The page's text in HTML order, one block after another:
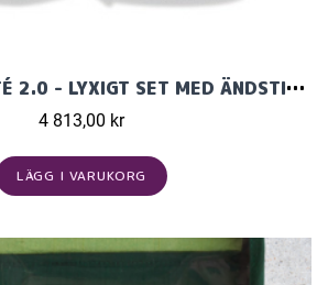
CHIAOGOO FORTÉ 2.0 - LYXIGT SET MED ÄNDSTICKOR (14 PAR, 13 CM)
4 813,00 kr
LÄGG I VARUKORG